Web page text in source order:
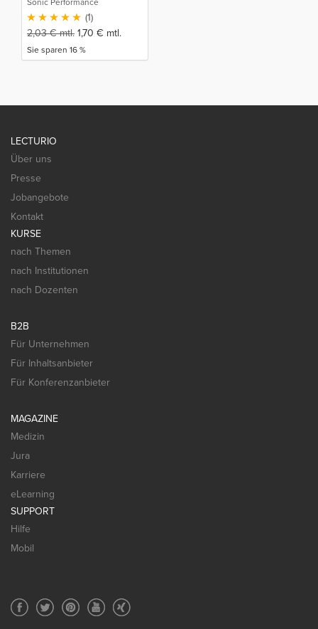
Sonic Performance
(1)
2,03€mtl. 1,70 € mtl.
Sie sparen 16 %
LECTURIO
Über uns
Presse
Jobangebote
Kontakt
KURSE
nach Themen
nach Institutionen
nach Dozenten
B2B
Für Unternehmen
Für Inhaltsanbieter
Für Konferenzanbieter
MAGAZINE
Medizin
Jura
Karriere
eLearning
SUPPORT
Hilfe
Mobil